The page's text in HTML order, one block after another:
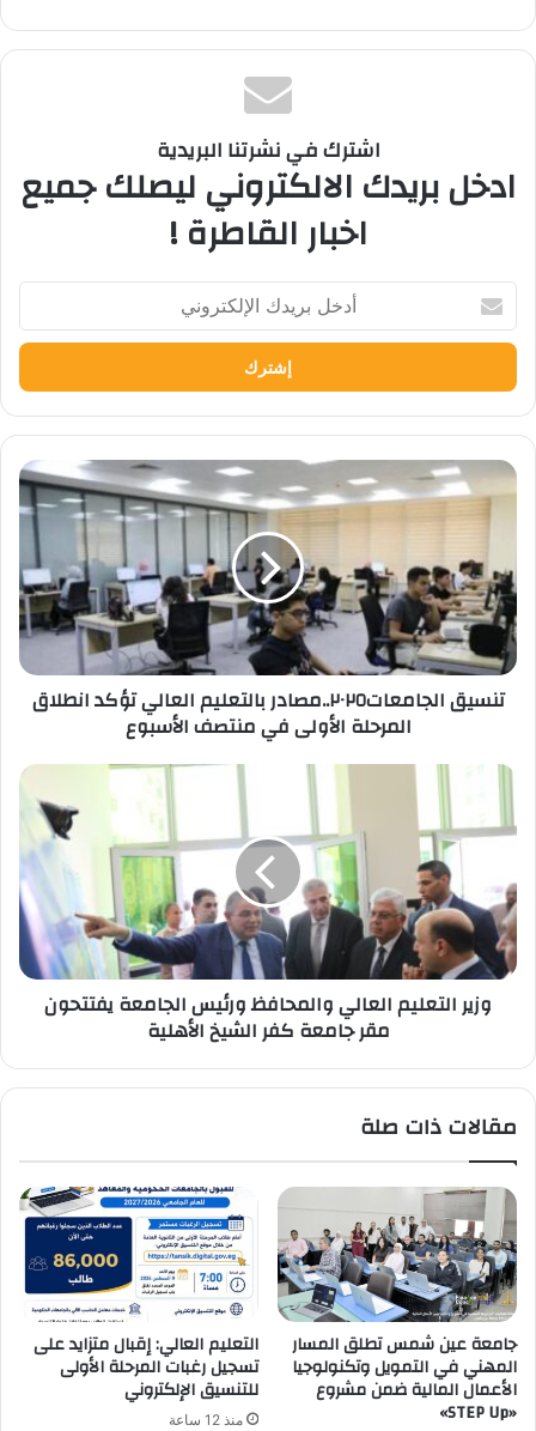
اشترك في نشرتنا البريدية
ادخل بريدك الالكتروني ليصلك جميع
اخبار القاطرة !
بريدك
الإلكتروني
تنسيق
الجامعات٢٠٢٥..مصادر
بالتعليم
تؤكد
انطلاق
المرحلة
الأولى
في
منتصف
تنسيق الجامعات٢٠٢٥..مصادر بالتعليم العالي تؤكد انطلاق
المرحلة الأولى في منتصف الأسبوع
وزير
العالي
والمحافظ
الجامعة
يفتتحون
مقر
جامعة
وزير التعليم العالي والمحافظ ورئيس الجامعة يفتتحون
مقر جامعة كفر الشيخ الأهلية
مقالات ذات صلة
جامعة عين شمس تطلق المسار
المهني في التمويل وتكنولوجيا
الأعمال المالية ضمن مشروع
«STEP Up»
التعليم العالي: إقبال متزايد على
تسجيل رغبات المرحلة الأولى
للتنسيق الإلكتروني
منذ 12 ساعة